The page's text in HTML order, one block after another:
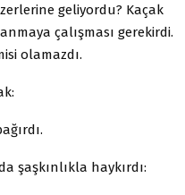
geliyordu? Kaçak
çalışması gerekirdi.
olamazdı.
şaşkınlıkla haykırdı: